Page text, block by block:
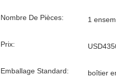
Nombre De Pièces: 1
Prix:
Emballage Standard: boîtier